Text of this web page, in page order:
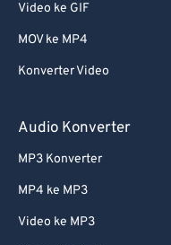
Video ke GIF
MOV ke MP4
Konverter Video
Audio Konverter
MP3 Konverter
MP4 ke MP3
Video ke MP3